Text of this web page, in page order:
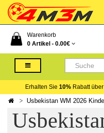
Warenkorb
0 Artikel - 0.00€
Erhalten Sie 10% Rabatt über
Usbekistan WM 2026